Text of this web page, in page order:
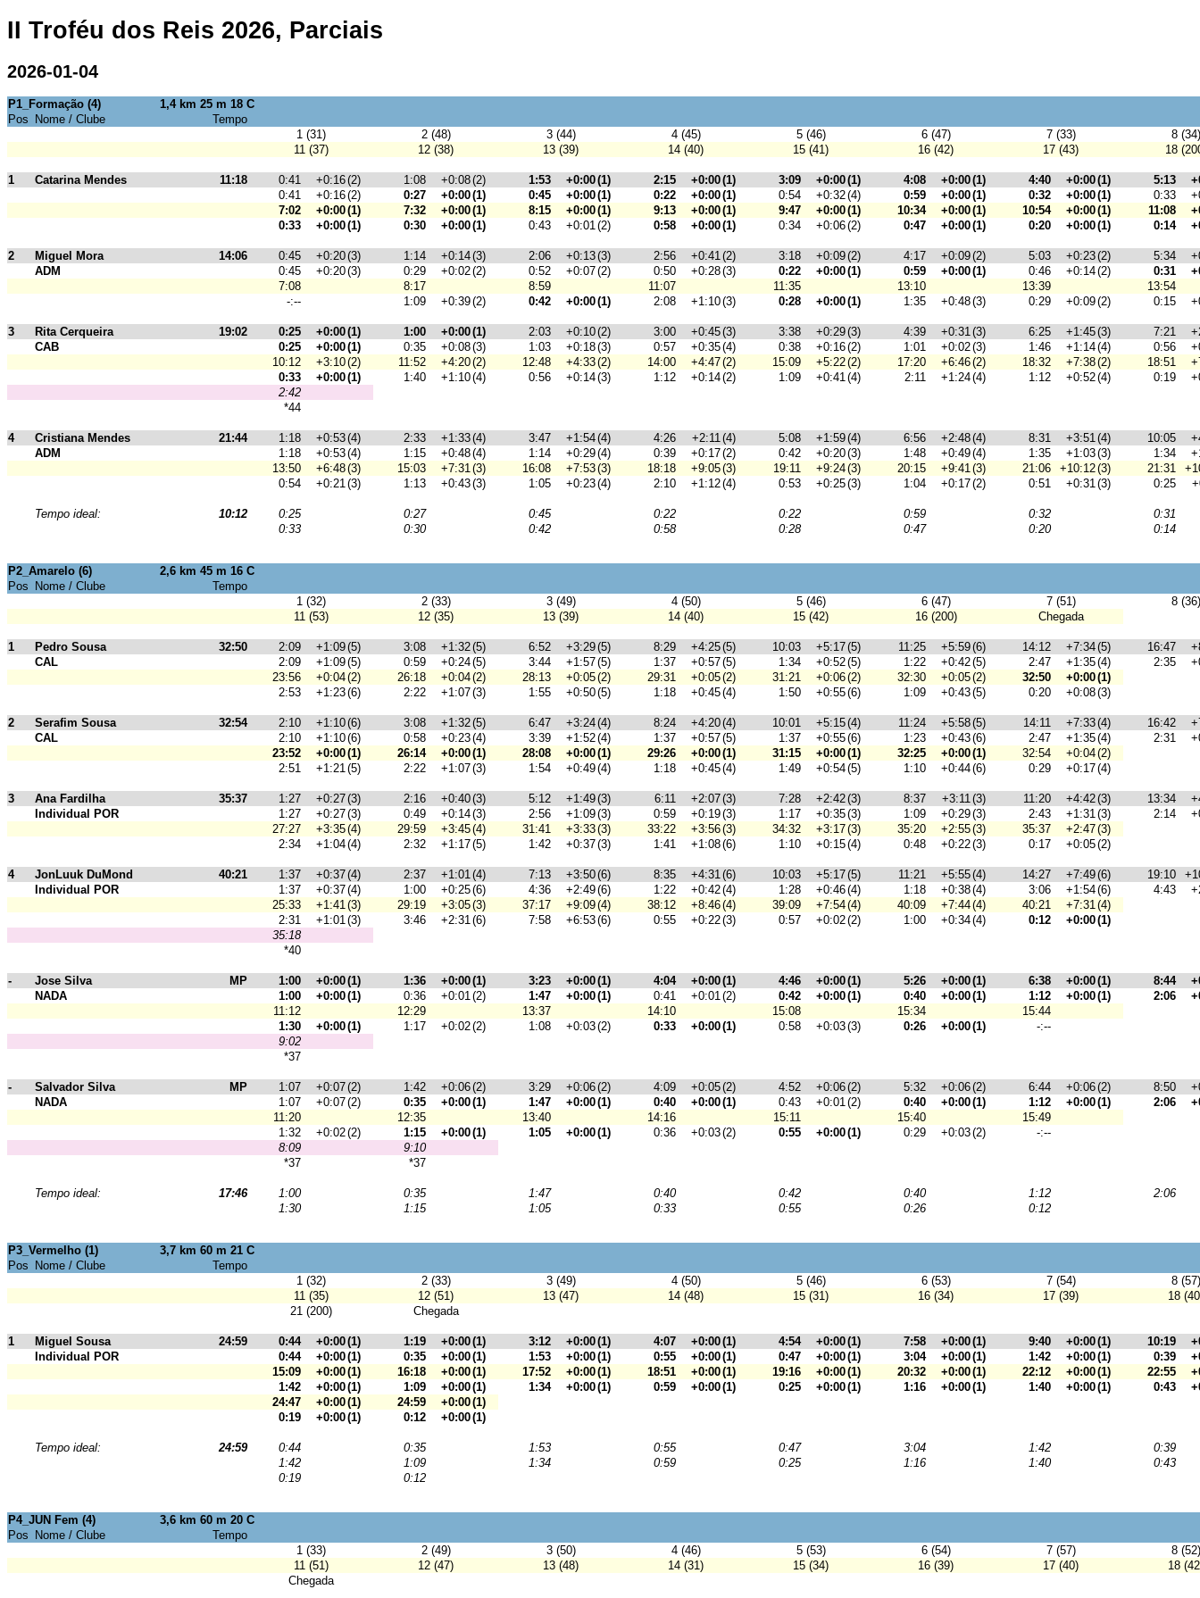
II Troféu dos Reis 2026, Parciais
2026-01-04
P1_Formação (4)
1,4 km 25 m 18 C
Pos
Nome / Clube
Tempo
1 (31)
2 (48) 3 (44) 4 (45) 5 (46) 6 (47) 7 (33)
8 (34)
11 (37)
12 (38) 13 (39) 14 (40) 15 (41) 16 (42) 17 (43) 18
1 Catarina Mendes 11:18 0:41 +0:16(2) 1:08 +0:08(2) 1:53 +0:00(1) 2:15 +0:00(1) 3:09 +0:00(1) 4:08 +0:00(1) 4:40 +0:00(1) 5:13
0:41
+0:16(2) 0:27 +0:00(1) 0:45 +0:00(1) 0:22 +0:00(1) 0:54 +0:32(4) 0:59 +0:00(1) 0:32 +0:00(1) 0:33
7:02
+0:00(1) 7:32 +0:00(1) 8:15 +0:00(1) 9:13 +0:00(1) 9:47 +0:00(1) 10:34 +0:00(1) 10:54 +0:00(1) 11:08
0:33
+0:00(1) 0:30 +0:00(1) 0:43 +0:01(2) 0:58 +0:00(1) 0:34 +0:06(2) 0:47 +0:00(1) 0:20 +0:00(1) 0:14
2 Miguel Mora 14:06 0:45 +0:20(3) 1:14 +0:14(3) 2:06 +0:13(3) 2:56 +0:41(2) 3:18 +0:09(2) 4:17 +0:09(2) 5:03 +0:23(2) 5:34
ADM
0:45 +0:20(3) 0:29 +0:02(2) 0:52 +0:07(2) 0:50 +0:28(3) 0:22 +0:00(1) 0:59 +0:00(1) 0:46 +0:14(2) 0:31
7:08
8:17 8:59 11:07 11:35 13:10 13:39
13:54
-:--
1:09 +0:39(2) 0:42 +0:00(1) 2:08 +1:10(3) 0:28 +0:00(1) 1:35 +0:48(3) 0:29 +0:09(2) 0:15
3 Rita Cerqueira 19:02 0:25 +0:00(1) 1:00 +0:00(1) 2:03 +0:10(2) 3:00 +0:45(3) 3:38 +0:29(3) 4:39 +0:31(3) 6:25 +1:45(3) 7:21
CAB
0:25 +0:00(1) 0:35 +0:08(3) 1:03 +0:18(3) 0:57 +0:35(4) 0:38 +0:16(2) 1:01 +0:02(3) 1:46 +1:14(4) 0:56
10:12
+3:10(2) 11:52 +4:20(2) 12:48 +4:33(2) 14:00 +4:47(2) 15:09 +5:22(2) 17:20 +6:46(2) 18:32 +7:38(2) 18:51
0:33
+0:00(1) 1:40 +1:10(4) 0:56 +0:14(3) 1:12 +0:14(2) 1:09 +0:41(4) 2:11 +1:24(4) 1:12 +0:52(4) 0:19
2:42
*44
4 Cristiana Mendes 21:44 1:18 +0:53(4) 2:33 +1:33(4) 3:47 +1:54(4) 4:26 +2:11(4) 5:08 +1:59(4) 6:56 +2:48(4) 8:31 +3:51(4) 10:05
ADM
1:18 +0:53(4) 1:15 +0:48(4) 1:14 +0:29(4) 0:39 +0:17(2) 0:42 +0:20(3) 1:48 +0:49(4) 1:35 +1:03(3) 1:34
13:50
+6:48(3) 15:03 +7:31(3) 16:08 +7:53(3) 18:18 +9:05(3) 19:11 +9:24(3) 20:15 +9:41(3) 21:06 +10:12(3) 21:31
0:54
+0:21(3) 1:13 +0:43(3) 1:05 +0:23(4) 2:10 +1:12(4) 0:53 +0:25(3) 1:04 +0:17(2) 0:51 +0:31(3) 0:25
Tempo ideal: 10:12 0:25 0:27 0:45 0:22 0:22 0:59 0:32
0:31
0:33
0:30 0:42 0:58 0:28 0:47 0:20 0:14
P2_Amarelo (6)
2,6 km 45 m 16 C
Pos
Nome / Clube
Tempo
1 (32)
2 (33) 3 (49) 4 (50) 5 (46) 6 (47) 7 (51)
8 (36)
11 (53)
12 (35) 13 (39) 14 (40) 15 (42) 16 (200) Chegada
1 Pedro Sousa 32:50 2:09 +1:09(5) 3:08 +1:32(5) 6:52 +3:29(5) 8:29 +4:25(5) 10:03 +5:17(5) 11:25 +5:59(6) 14:12 +7:34(5) 16:47
CAL
2:09 +1:09(5) 0:59 +0:24(5) 3:44 +1:57(5) 1:37 +0:57(5) 1:34 +0:52(5) 1:22 +0:42(5) 2:47 +1:35(4) 2:35
23:56
+0:04(2) 26:18 +0:04(2) 28:13 +0:05(2) 29:31 +0:05(2) 31:21 +0:06(2) 32:30 +0:05(2) 32:50 +0:00(1)
2:53
+1:23(6) 2:22 +1:07(3) 1:55 +0:50(5) 1:18 +0:45(4) 1:50 +0:55(6) 1:09 +0:43(5) 0:20 +0:08(3)
2 Serafim Sousa 32:54 2:10 +1:10(6) 3:08 +1:32(5) 6:47 +3:24(4) 8:24 +4:20(4) 10:01 +5:15(4) 11:24 +5:58(5) 14:11 +7:33(4) 16:42
CAL
2:10 +1:10(6) 0:58 +0:23(4) 3:39 +1:52(4) 1:37 +0:57(5) 1:37 +0:55(6) 1:23 +0:43(6) 2:47 +1:35(4) 2:31
23:52
+0:00(1) 26:14 +0:00(1) 28:08 +0:00(1) 29:26 +0:00(1) 31:15 +0:00(1) 32:25 +0:00(1) 32:54 +0:04(2)
2:51
+1:21(5) 2:22 +1:07(3) 1:54 +0:49(4) 1:18 +0:45(4) 1:49 +0:54(5) 1:10 +0:44(6) 0:29 +0:17(4)
3 Ana Fardilha 35:37 1:27 +0:27(3) 2:16 +0:40(3) 5:12 +1:49(3) 6:11 +2:07(3) 7:28 +2:42(3) 8:37 +3:11(3) 11:20 +4:42(3) 13:34
Individual POR
1:27 +0:27(3) 0:49 +0:14(3) 2:56 +1:09(3) 0:59 +0:19(3) 1:17 +0:35(3) 1:09 +0:29(3) 2:43 +1:31(3) 2:14
27:27
+3:35(4) 29:59 +3:45(4) 31:41 +3:33(3) 33:22 +3:56(3) 34:32 +3:17(3) 35:20 +2:55(3) 35:37 +2:47(3)
2:34
+1:04(4) 2:32 +1:17(5) 1:42 +0:37(3) 1:41 +1:08(6) 1:10 +0:15(4) 0:48 +0:22(3) 0:17 +0:05(2)
4 JonLuuk DuMond 40:21 1:37 +0:37(4) 2:37 +1:01(4) 7:13 +3:50(6) 8:35 +4:31(6) 10:03 +5:17(5) 11:21 +5:55(4) 14:27 +7:49(6) 19:10
Individual POR
1:37 +0:37(4) 1:00 +0:25(6) 4:36 +2:49(6) 1:22 +0:42(4) 1:28 +0:46(4) 1:18 +0:38(4) 3:06 +1:54(6) 4:43
25:33
+1:41(3) 29:19 +3:05(3) 37:17 +9:09(4) 38:12 +8:46(4) 39:09 +7:54(4) 40:09 +7:44(4) 40:21 +7:31(4)
2:31
+1:01(3) 3:46 +2:31(6) 7:58 +6:53(6) 0:55 +0:22(3) 0:57 +0:02(2) 1:00 +0:34(4) 0:12 +0:00(1)
35:18
*40
- Jose Silva MP 1:00 +0:00(1) 1:36 +0:00(1) 3:23 +0:00(1) 4:04 +0:00(1) 4:46 +0:00(1) 5:26 +0:00(1) 6:38 +0:00(1) 8:44
NADA
1:00 +0:00(1) 0:36 +0:01(2) 1:47 +0:00(1) 0:41 +0:01(2) 0:42 +0:00(1) 0:40 +0:00(1) 1:12 +0:00(1) 2:06
11:12
12:29 13:37 14:10 15:08 15:34
15:44
1:30
+0:00(1) 1:17 +0:02(2) 1:08 +0:03(2) 0:33 +0:00(1) 0:58 +0:03(3) 0:26 +0:00(1)
-:--
9:02
*37
- Salvador Silva MP 1:07 +0:07(2) 1:42 +0:06(2) 3:29 +0:06(2) 4:09 +0:05(2) 4:52 +0:06(2) 5:32 +0:06(2) 6:44 +0:06(2) 8:50
NADA
1:07 +0:07(2) 0:35 +0:00(1) 1:47 +0:00(1) 0:40 +0:00(1) 0:43 +0:01(2) 0:40 +0:00(1) 1:12 +0:00(1) 2:06
11:20
12:35 13:40 14:16 15:11 15:40
15:49
1:32
+0:02(2) 1:15 +0:00(1) 1:05 +0:00(1) 0:36 +0:03(2) 0:55 +0:00(1) 0:29 +0:03(2)
-:--
8:09
9:10
*37
*37
Tempo ideal: 17:46 1:00 0:35 1:47 0:40 0:42 0:40 1:12
2:06
1:30
1:15 1:05 0:33 0:55 0:26 0:12
P3_Vermelho (1)
3,7 km 60 m 21 C
Pos
Nome / Clube
Tempo
1 (32)
2 (33) 3 (49) 4 (50) 5 (46) 6 (53) 7 (54)
8 (57)
11 (35)
12 (51) 13 (47) 14 (48) 15 (31) 16 (34) 17 (39)
18
21 (200)
Chegada
1 Miguel Sousa 24:59 0:44 +0:00(1) 1:19 +0:00(1) 3:12 +0:00(1) 4:07 +0:00(1) 4:54 +0:00(1) 7:58 +0:00(1) 9:40 +0:00(1) 10:19
Individual POR
0:44 +0:00(1) 0:35 +0:00(1) 1:53 +0:00(1) 0:55 +0:00(1) 0:47 +0:00(1) 3:04 +0:00(1) 1:42 +0:00(1) 0:39
15:09
+0:00(1) 16:18 +0:00(1) 17:52 +0:00(1) 18:51 +0:00(1) 19:16 +0:00(1) 20:32 +0:00(1) 22:12 +0:00(1) 22:55
1:42
+0:00(1) 1:09 +0:00(1) 1:34 +0:00(1) 0:59 +0:00(1) 0:25 +0:00(1) 1:16 +0:00(1) 1:40 +0:00(1) 0:43
24:47
+0:00(1) 24:59 +0:00(1)
0:19
+0:00(1) 0:12 +0:00(1)
Tempo ideal: 24:59 0:44 0:35 1:53 0:55 0:47 3:04 1:42
0:39
1:42
1:09 1:34 0:59 0:25 1:16 1:40
0:43
0:19
0:12
P4_JUN Fem (4)
3,6 km 60 m 20 C
Pos
Nome / Clube
Tempo
1 (33)
2 (49) 3 (50) 4 (46) 5 (53) 6 (54) 7 (57)
8 (52)
11 (51)
12 (47) 13 (48) 14 (31) 15 (34) 16 (39) 17 (40)
18
Chegada